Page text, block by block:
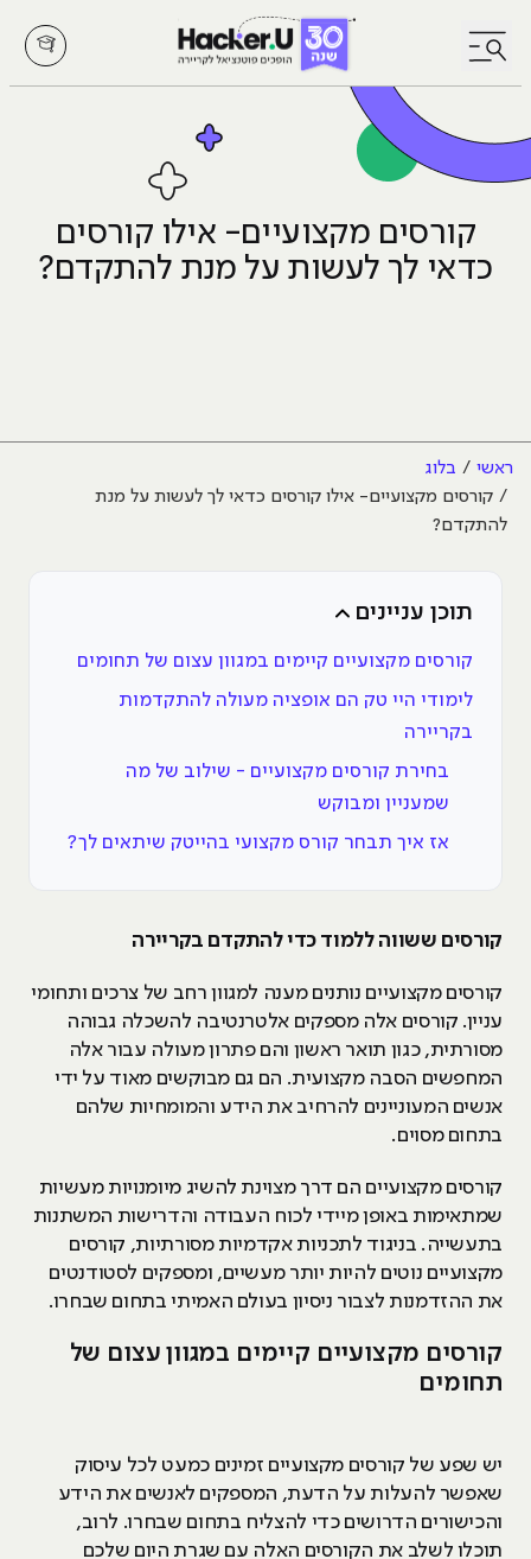
לחץ לפתיחת/סגירת תפריט
קורסים מקצועיים- אילו קורסים
כדאי לך לעשות על מנת להתקדם?
ראשי
בלוג
קורסים מקצועיים- אילו קורסים כדאי לך לעשות על מנת
להתקדם?
תוכן עניינים
קורסים מקצועיים קיימים במגוון עצום של תחומים
לימודי היי טק הם אופציה מעולה להתקדמות
בקריירה
בחירת קורסים מקצועיים - שילוב של מה
שמעניין ומבוקש
אז איך תבחר קורס מקצועי בהייטק שיתאים לך?
קורסים ששווה ללמוד כדי להתקדם בקריירה
קורסים מקצועיים נותנים מענה למגוון רחב של צרכים ותחומי
עניין. קורסים אלה מספקים אלטרנטיבה להשכלה גבוהה
מסורתית, כגון תואר ראשון והם פתרון מעולה עבור אלה
המחפשים הסבה מקצועית. הם גם מבוקשים מאוד על ידי
אנשים המעוניינים להרחיב את הידע והמומחיות שלהם
בתחום מסוים.
קורסים מקצועיים הם דרך מצוינת להשיג מיומנויות מעשיות
שמתאימות באופן מיידי לכוח העבודה והדרישות המשתנות
בתעשייה. בניגוד לתכניות אקדמיות מסורתיות, קורסים
מקצועיים נוטים להיות יותר מעשיים, ומספקים לסטודנטים
את ההזדמנות לצבור ניסיון בעולם האמיתי בתחום שבחרו.
קורסים מקצועיים קיימים במגוון עצום של
תחומים
יש שפע של קורסים מקצועיים זמינים כמעט לכל עיסוק
שאפשר להעלות על הדעת, המספקים לאנשים את הידע
והכישורים הדרושים כדי להצליח בתחום שבחרו. לרוב,
תוכלו לשלב את הקורסים האלה עם שגרת היום שלכם